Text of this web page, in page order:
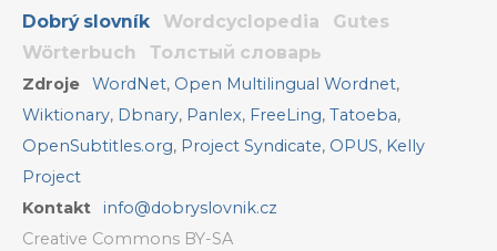
Dobrý slovník Wordcyclopedia
Gutes
Wörterbuch
Толстый словарь
Zdroje WordNet, Open Multilingual Wordnet,
Wiktionary, Dbnary, Panlex, FreeLing, Tatoeba,
OpenSubtitles.org, Project Syndicate, OPUS, Kelly
Project
Kontakt
info@dobryslovnik.cz
Creative Commons BY-SA